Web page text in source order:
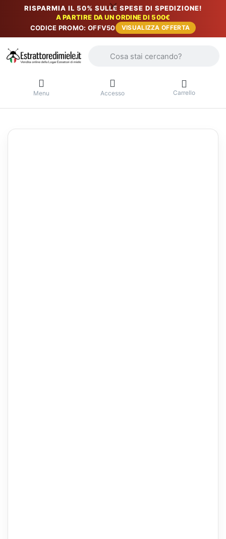
RISPARMIA IL 50% SULLE SPESE DI SPEDIZIONE!
A PARTIRE DA UN ORDINE DI 500€
CODICE PROMO: OFFV50
VISUALIZZA OFFERTA
Menu Accesso Carrello